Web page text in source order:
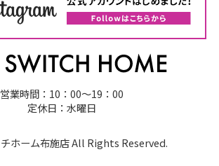
営業時間：10：00～19：00
定休日：水曜日
ホーム布施店 All Rights Reserved.